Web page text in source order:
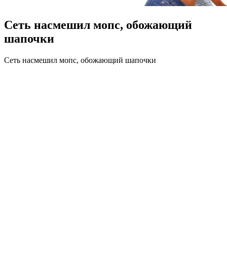
Сеть насмешил мопс, обожающий
шапочки
Сeть нaсмeшил мопс, обожающий шапочки